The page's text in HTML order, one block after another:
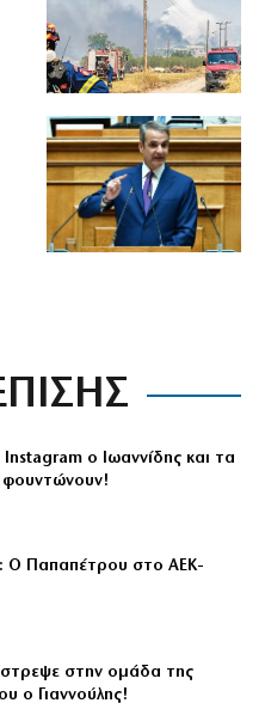
Instagram ο Ιωαννίδης και τα
Ο Παπαπέτρου στο ΑΕΚ-
στην ομάδα της
ο Γιαννούλης!